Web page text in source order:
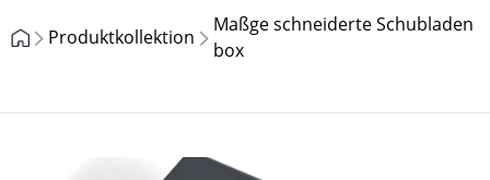
Produktkollektion
Maßge schneiderte Schubladen
box